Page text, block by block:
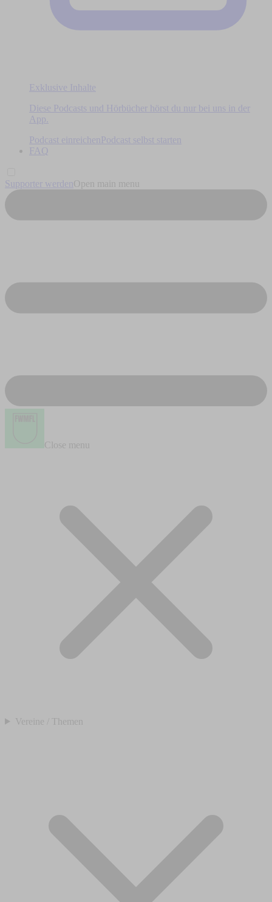
Exklusive Inhalte
Diese Podcasts und Hörbücher hörst du nur bei uns in der
App.
Podcast einreichen
Podcast selbst starten
FAQ
Supporter werden Open main menu
Close menu
Vereine / Themen